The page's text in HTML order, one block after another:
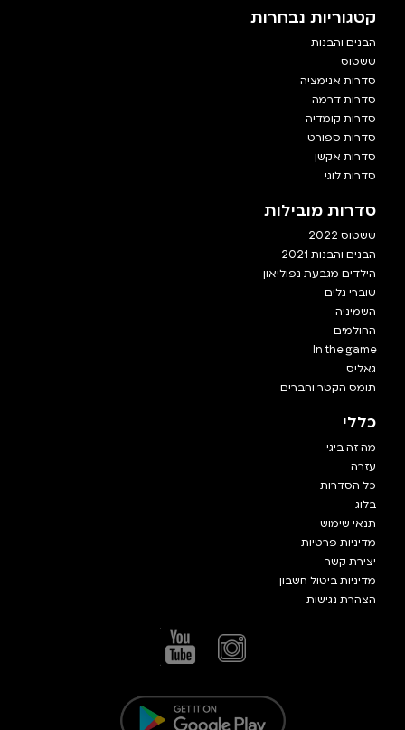
קטגוריות נבחרות
הבנים והבנות
ששטוס
סדרות אנימציה
סדרות דרמה
סדרות קומדיה
סדרות ספורט
סדרות אקשן
סדרות לוגי
סדרות מובילות
ששטוס 2022
הבנים והבנות 2021
הילדים מגבעת נפוליאון
שוברי גלים
השמיניה
החולמים
In the game
גאליס
תומס הקטר וחברים
כללי
מה זה ביגי
עזרה
כל הסדרות
בלוג
תנאי שימוש
מדיניות פרטיות
יצירת קשר
מדיניות ביטול חשבון
הצהרת נגישות